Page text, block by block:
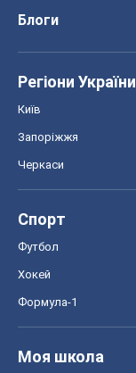
Блоги
Регіони України
Київ
Запоріжжя
Черкаси
Спорт
Футбол
Хокей
Формула-1
Моя школа